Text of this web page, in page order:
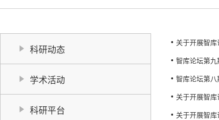
科研动态
学术活动
科研平台
关于开展智
智库论坛第
智库论坛第
关于开展智
关于开展智